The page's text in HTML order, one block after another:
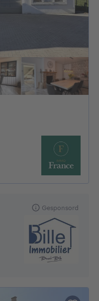
Gesponsord